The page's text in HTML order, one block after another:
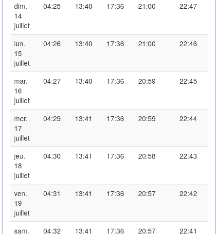
dim.
14
juillet
04:25 13:40 17:36 21:00 22:47
lun.
15
juillet
04:26 13:40 17:36 21:00 22:46
mar.
16
juillet
04:27 13:40 17:36 20:59 22:45
mer.
17
juillet
04:29 13:41 17:36 20:59 22:44
jeu.
18
juillet
04:30 13:41 17:36 20:58 22:43
ven.
19
juillet
04:31 13:41 17:36 20:57 22:42
sam. 04:32 13:41 17:36 20:57 22:41